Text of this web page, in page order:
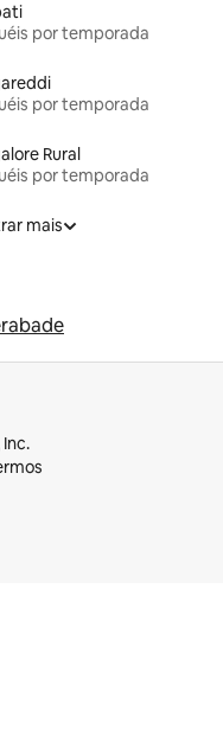
por temporada
por temporada
Rural
por temporada
mais